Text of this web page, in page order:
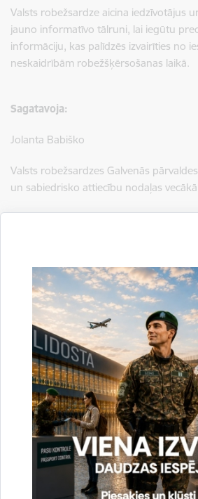
Valsts robežsardze aicina iedzīvotājus
jauno informatīvo tālruni, lai iegūtu
informāciju, kas palīdzēs izvairīties no
neskaidrībām robežšķērsošanas laikā.
Sagatavoja:
Jolanta Babiško
Valsts robežsardzes Galvenās
un sabiedrisko attiecību nodaļas
Saistītas tēmas
Aktualitātes: Jaunumi
Drukāt lapu
Dalīties